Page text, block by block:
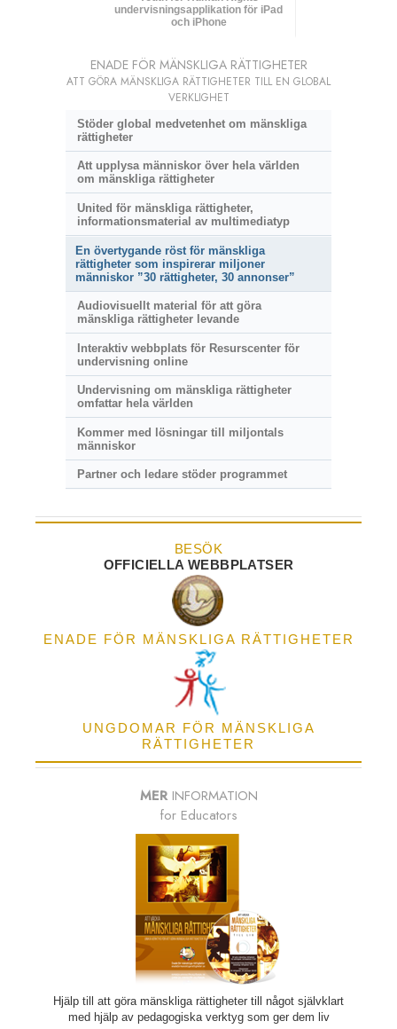
undervisnings­applikation för iPad
och iPhone
ENADE FÖR MÄNSKLIGA RÄTTIGHETER
ATT GÖRA MÄNSKLIGA RÄTTIGHETER TILL EN GLOBAL
VERKLIGHET
Stöder global medvetenhet om mänskliga
rättigheter
Att upplysa människor över hela världen
om mänskliga rättigheter
United för mänskliga rättigheter,
informationsmaterial av multimediatyp
En övertygande röst för mänskliga
rättigheter som inspirerar miljoner
människor ”30 rättigheter, 30 annonser”
Audiovisuellt material för att göra
mänskliga rättigheter levande
Interaktiv webbplats för Resurscenter för
undervisning online
Undervisning om mänskliga rättigheter
omfattar hela världen
Kommer med lösningar till miljontals
människor
Partner och ledare stöder programmet
BESÖK
OFFICIELLA WEBBPLATSER
ENADE FÖR MÄNSKLIGA RÄTTIGHETER
UNGDOMAR FÖR MÄNSKLIGA
RÄTTIGHETER
MER INFORMATION
for Educators
Hjälp till att göra mänskliga rättigheter till något självklart
med hjälp av pedagogiska verktyg som ger dem liv